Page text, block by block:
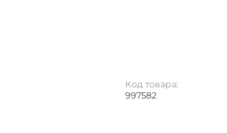
Код товара:
997582